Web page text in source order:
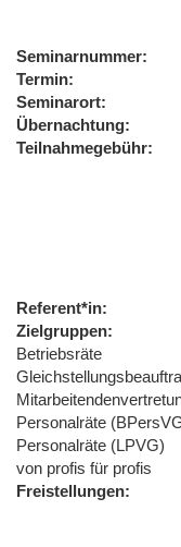
Seminarnummer
Termin
Seminarort
Übernachtung
Teilnahmegebühr
Referent*in
Zielgruppen
Betriebsräte
Personalräte
Personalräte (LPVG)
von profis für profis
Freistellungen